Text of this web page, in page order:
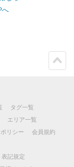
へ
タグ一覧
エリア一覧
リシー
会員規約
表記規定